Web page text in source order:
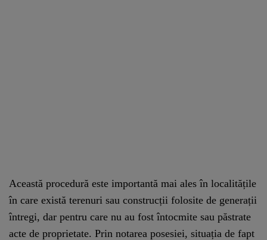
Această procedură este importantă mai ales în localitățile
în care există terenuri sau construcții folosite de generații
întregi, dar pentru care nu au fost întocmite sau păstrate
acte de proprietate. Prin notarea posesiei, situația de fapt